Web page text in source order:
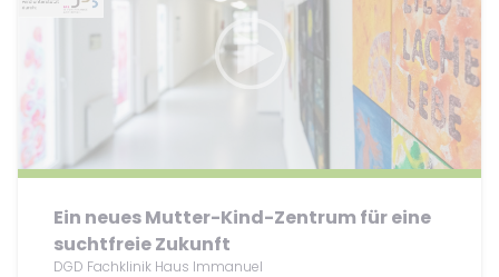
Ein neues Mutter-Kind-Zentrum für eine
suchtfreie Zukunft
DGD Fachklinik Haus Immanuel